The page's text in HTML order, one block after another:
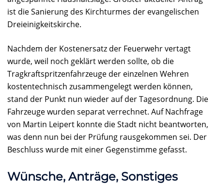
ist die Sanierung des Kirchturmes der evangelischen
Dreieinigkeitskirche.
Nachdem der Kostenersatz der Feuerwehr vertagt
wurde, weil noch geklärt werden sollte, ob die
Tragkraftspritzenfahrzeuge der einzelnen Wehren
kostentechnisch zusammengelegt werden können,
stand der Punkt nun wieder auf der Tagesordnung. Die
Fahrzeuge wurden separat verrechnet. Auf Nachfrage
von Martin Leipert konnte die Stadt nicht beantworten,
was denn nun bei der Prüfung rausgekommen sei. Der
Beschluss wurde mit einer Gegenstimme gefasst.
Wünsche, Anträge, Sonstiges